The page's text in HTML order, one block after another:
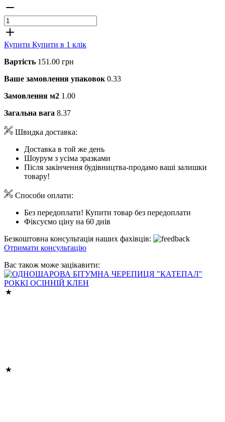
Купити Купити в 1 клік
Вартість 151.00 грн
Ваше замовлення упаковок 0.33
Замовлення м2 1.00
Загальна вага 8.37
Швидка доставка:
Доставка в той же день
Шоурум з усіма зразками
Після закінчення будівництва-продамо ваші залишки
товару!
Способи оплати:
Без передоплати! Купити товар без передоплати
Фіксуємо ціну на 60 днів
Безкоштовна консультація наших фахівців:
Отримати консультацію
Вас також може зацікавити: